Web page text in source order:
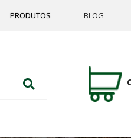
PRODUTOS BLOG